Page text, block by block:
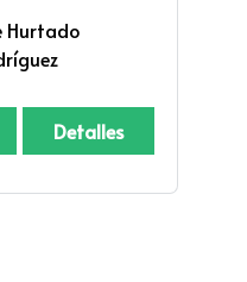
Hurtado
Detalles